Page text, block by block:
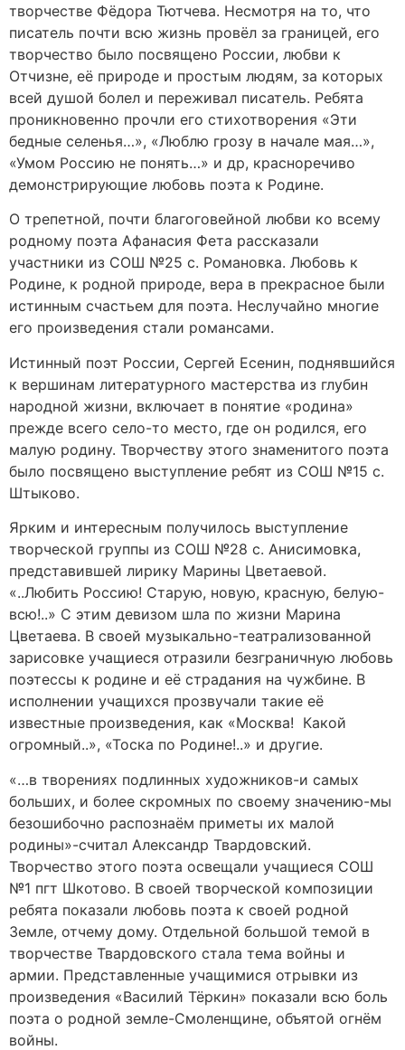
творчестве Фёдора Тютчева. Несмотря на то, что
писатель почти всю жизнь провёл за границей, его
творчество было посвящено России, любви к
Отчизне, её природе и простым людям, за которых
всей душой болел и переживал писатель. Ребята
проникновенно прочли его стихотворения «Эти
бедные селенья…», «Люблю грозу в начале мая…»,
«Умом Россию не понять…» и др, красноречиво
демонстрирующие любовь поэта к Родине.
О трепетной, почти благоговейной любви ко всему
родному поэта Афанасия Фета рассказали
участники из СОШ №25 с. Романовка. Любовь к
Родине, к родной природе, вера в прекрасное были
истинным счастьем для поэта. Неслучайно многие
его произведения стали романсами.
Истинный поэт России, Сергей Есенин, поднявшийся
к вершинам литературного мастерства из глубин
народной жизни, включает в понятие «родина»
прежде всего село-то место, где он родился, его
малую родину. Творчеству этого знаменитого поэта
было посвящено выступление ребят из СОШ №15 с.
Штыково.
Ярким и интересным получилось выступление
творческой группы из СОШ №28 с. Анисимовка,
представившей лирику Марины Цветаевой.
«..Любить Россию! Старую, новую, красную, белую-
всю!..» С этим девизом шла по жизни Марина
Цветаева. В своей музыкально-театрализованной
зарисовке учащиеся отразили безграничную любовь
поэтессы к родине и её страдания на чужбине. В
исполнении учащихся прозвучали такие её
известные произведения, как «Москва! Какой
огромный..», «Тоска по Родине!..» и другие.
«…в творениях подлинных художников-и самых
больших, и более скромных по своему значению-мы
безошибочно распознаём приметы их малой
родины»-считал Александр Твардовский.
Творчество этого поэта освещали учащиеся СОШ
№1 пгт Шкотово. В своей творческой композиции
ребята показали любовь поэта к своей родной
Земле, отчему дому. Отдельной большой темой в
творчестве Твардовского стала тема войны и
армии. Представленные учащимися отрывки из
произведения «Василий Тёркин» показали всю боль
поэта о родной земле-Смоленщине, объятой огнём
войны.